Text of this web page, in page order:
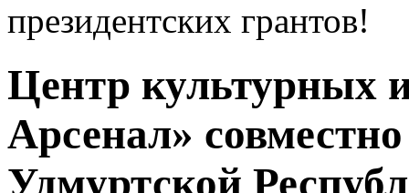
президентских грантов!
Центр культурных
Арсенал»
Удмуртской